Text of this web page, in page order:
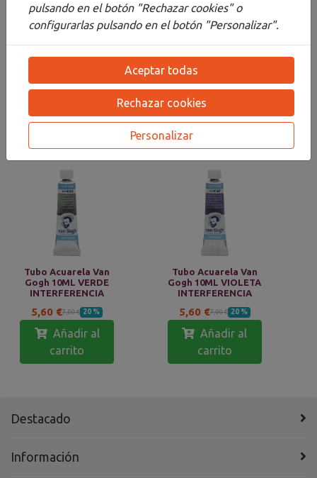
Adjuntos
Opiniones
¡Este producto no tiene descripción!
PRODUCTOSRELACIONADOS
Tubo Acuarela Van
Gogh 10ML VERDE
INTERFERENCIA
5,60 €7,00 € 20 %
Añadir al
carrito
Tubo Acuarela Van
Gogh 10ML VIOLETA
INTERFERENCIA
5,60 €7,00 € 20 %
Añadir al
carrito
Destacado
Información
pulsando en el botón "Rechazar cookies" o
configurarlas pulsando en el botón "Personalizar".
Aceptar todas
Rechazar cookies
Personalizar